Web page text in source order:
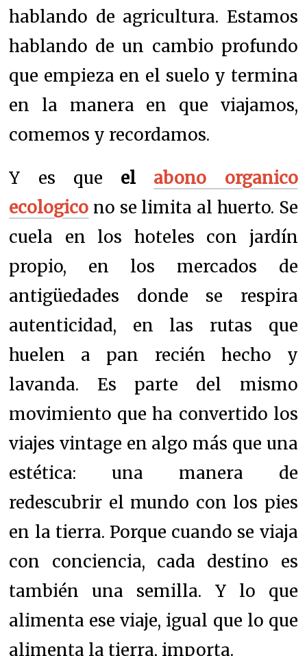
hablando de agricultura. Estamos
hablando de un cambio profundo
que empieza en el suelo y termina
en la manera en que viajamos,
comemos y recordamos.
Y es que el abono organico
ecologico no se limita al huerto. Se
cuela en los hoteles con jardín
propio, en los mercados de
antigüedades donde se respira
autenticidad, en las rutas que
huelen a pan recién hecho y
lavanda. Es parte del mismo
movimiento que ha convertido los
viajes vintage en algo más que una
estética: una manera de
redescubrir el mundo con los pies
en la tierra. Porque cuando se viaja
con conciencia, cada destino es
también una semilla. Y lo que
alimenta ese viaje, igual que lo que
alimenta la tierra, importa.